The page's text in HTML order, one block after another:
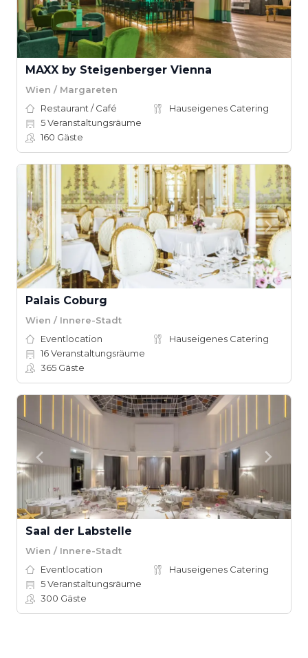
MAXX by Steigenberger Vienna
Wien / Margareten
Restaurant / Café
Hauseigenes Catering
5Veranstaltungsräume
160 Gäste
Palais Coburg
Wien / Innere-Stadt
Eventlocation
Hauseigenes Catering
16Veranstaltungsräume
365 Gäste
Saal der Labstelle
Wien / Innere-Stadt
Eventlocation
Hauseigenes Catering
5Veranstaltungsräume
300 Gäste